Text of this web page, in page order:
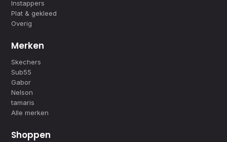
Instappers
Plat & gekleed
Overig
Merken
Skechers
Sub55
Gabor
Nelson
tamaris
Alle merken
Shoppen